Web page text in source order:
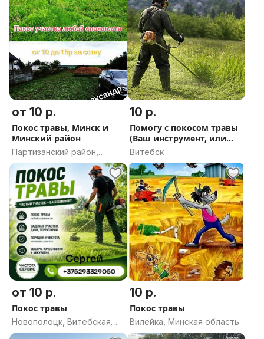
от 10 р.
Покос травы, Минск и
Минский район
Партизанский район,
Минск
10 р.
Помогу с покосом травы
(Ваш инструмент, или
Мой)
Витебск
от 10 р.
Покос травы
Новополоцк, Витебская
область
10 р.
Покос травы
Вилейка, Минская область